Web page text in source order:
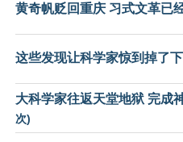
黄奇帆贬回重庆 习式文革已
这些发现让科学家惊到掉了
大科学家往返天堂地狱 完成
次)